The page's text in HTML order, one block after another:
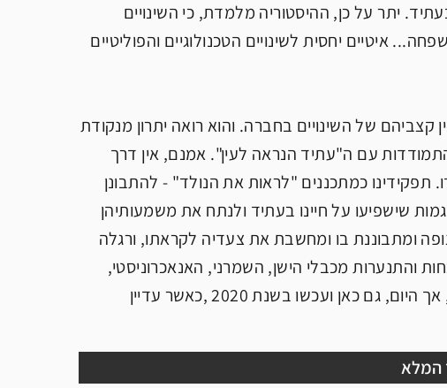
יתר על כן, ההיסטוריה מלמדת, כי השינויים
איטיים יחסית לשינויים הטכנולוגיים והפוליטיים
של השינויים בחברה. והוא רואה יתרון מנקודת
עם ה"עתיד הנראה לעין". אמנם, אין דרך
כמתכננים "לראות את הנולד" - להתבונן
שישפיעו על חיינו בעתיד ולנתח את משמעותיהן
אם כן בעתיד, והיא צופה ומתבוננת בו ומחשבת את צעדיה לקראתו, ורגלה
והתנערות מכבלי הישן, השמרני, האנאכרוניסטי,
שאנו שבויים בו היום. היום בשנת 1988 ,רגעי הולדתה של התכנית, אך היום, גם כאן ועכשו בשנת 2020 ,כאשר עדיין
המלא